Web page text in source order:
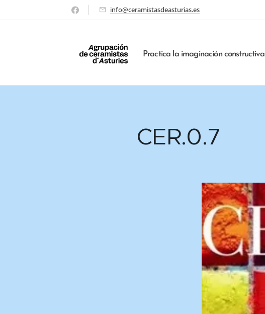
info@ceramistasdeasturias.es
Practica la imaginación constructiva
CER.0.7